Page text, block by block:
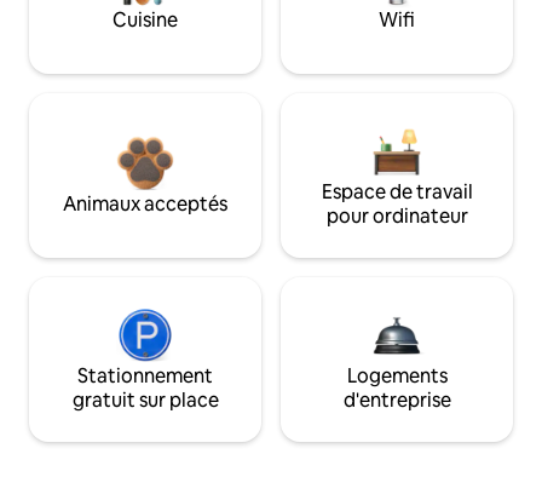
Cuisine Wifi
Animaux acceptés
Espace de travail
pour ordinateur
Stationnement
gratuit sur place
Logements
d'entreprise